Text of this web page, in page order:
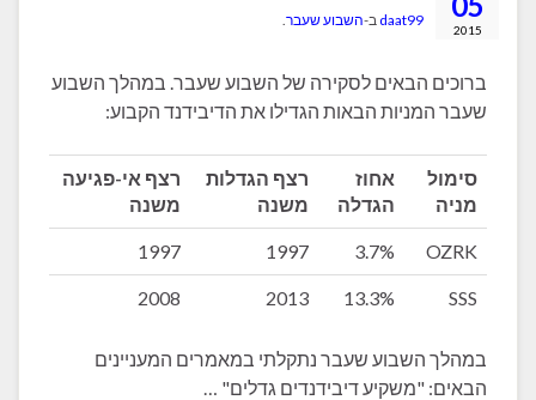
2015
daat99 ב-השבוע שעבר
ברוכים הבאים לסקירה של השבוע שעבר. במהלך השבוע
שעבר המניות הבאות הגדילו את הדיבידנד הקבוע:
סימול
מניה
אחוז
הגדלה
רצף הגדלות
משנה
רצף אי-פגיעה
משנה
OZRK
3.7%
1997
1997
SSS
13.3%
2013
2008
במהלך השבוע שעבר נתקלתי במאמרים המעניינים
הבאים: "משקיע דיבידנדים גדלים" …